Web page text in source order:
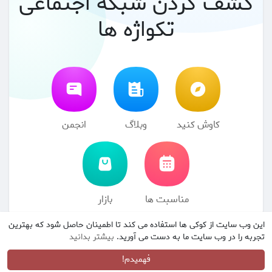
این وب سایت از کوکی ها استفاده می کند تا اطمینان حاصل شود که بهترین
تجربه را در وب سایت ما به دست می آورید. بیشتر بدانید
فهمیدم!
تکواژه ها
کاوش کنید وبلاگ انجمن
مناسبت ها بازار
© 2026 شبکه اجتماعی تکواژه ها · شرایط استفاده ·
حریم خصوصی · با ما تماس بگیرید · درباره · فهرست راهنما · وبلاگ
مناسبت ها